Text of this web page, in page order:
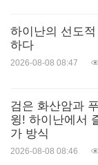
하이난의 선도
하다
2026-08-08 08:47
검은 화산암과
윙! 하이난에서
가 방식
2026-08-08 08:46